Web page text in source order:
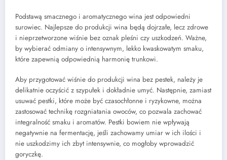
Podstawą smacznego i aromatycznego wina jest odpowiedni
surowiec. Najlepsze do produkcji wina będą dojrzałe, lecz zdrowe
i nieprzetworzone wiśnie bez oznak pleśni czy uszkodzeń. Ważne,
by wybierać odmiany o intensywnym, lekko kwaskowatym smaku,
które zapewnią odpowiednią harmonię trunkowi.
Aby przygotować wiśnie do produkcji wina bez pestek, należy je
delikatnie oczyścić z szypułek i dokładnie umyć. Następnie, zamiast
usuwać pestki, które może być czasochłonne i ryzykowne, można
zastosować technikę rozgniatania owoców, co pozwala zachować
integralność smaku i aromatów. Pestki bowiem nie wpływają
negatywnie na fermentację, jeśli zachowamy umiar w ich ilości i
nie uszkodzimy ich zbyt intensywnie, co mogłoby wprowadzić
goryczkę.